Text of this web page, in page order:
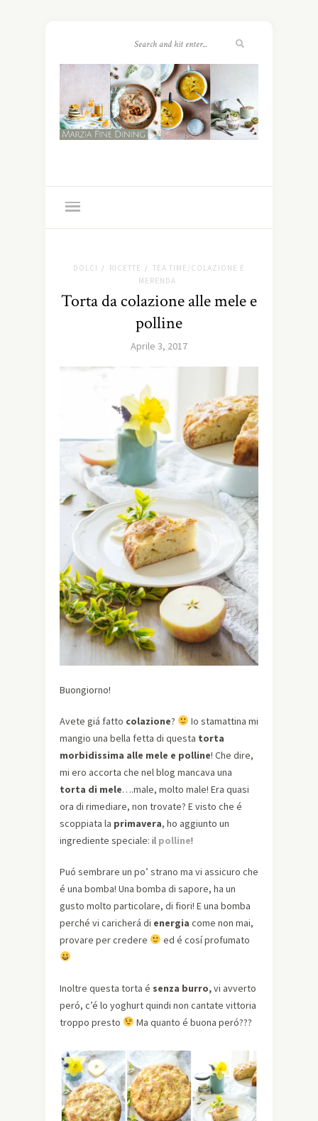
DOLCI / RICETTE /
TEA TIME/COLAZIONE E
MERENDA
Torta da colazione alle mele e
polline
Aprile 3, 2017
Buongiorno!
Avete giá fatto colazione?
Io stamattina mi
mangio una bella fetta di questa torta
morbidissima alle mele e polline! Che dire,
mi ero accorta che nel blog mancava una
torta di mele….male, molto male! Era quasi
ora di rimediare, non trovate? E visto che é
scoppiata la primavera, ho aggiunto un
ingrediente speciale: il polline!
Puó sembrare un po’ strano ma vi assicuro che
é una bomba! Una bomba di sapore, ha un
gusto molto particolare, di fiori! E una bomba
perché vi caricherá di energia come non mai,
provare per credere
ed é cosí profumato
Inoltre questa torta é senza burro,vi avverto
peró, c’é lo yoghurt quindi non cantate vittoria
troppo presto
Ma quanto é buona peró???